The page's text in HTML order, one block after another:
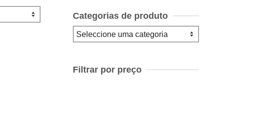
Categorias de produto
Filtrar por preço